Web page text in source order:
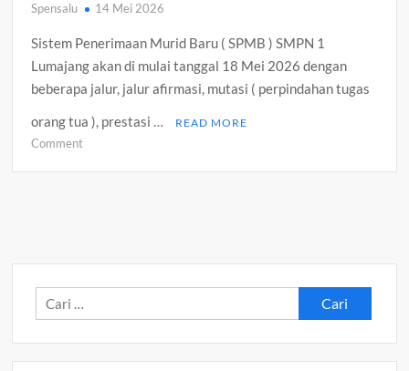
Spensalu 14 Mei 2026
Sistem Penerimaan Murid Baru ( SPMB ) SMPN 1
Lumajang akan di mulai tanggal 18 Mei 2026 dengan
beberapa jalur, jalur afirmasi, mutasi ( perpindahan tugas
orang tua ), prestasi …
READ MORE
Commenton
Cari
untuk: